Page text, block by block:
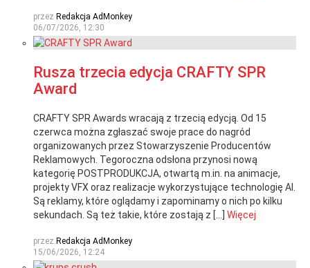
przez Redakcja AdMonkey
06/07/2026, 12:30
Rusza trzecia edycja CRAFTY SPR
Award
CRAFTY SPR Awards wracają z trzecią edycją. Od 15
czerwca można zgłaszać swoje prace do nagród
organizowanych przez Stowarzyszenie Producentów
Reklamowych. Tegoroczna odsłona przynosi nową
kategorię POSTPRODUKCJA, otwartą m.in. na animacje,
projekty VFX oraz realizacje wykorzystujące technologię AI.
Są reklamy, które oglądamy i zapominamy o nich po kilku
sekundach. Są też takie, które zostają z […] Więcej
przez Redakcja AdMonkey
15/06/2026, 12:24